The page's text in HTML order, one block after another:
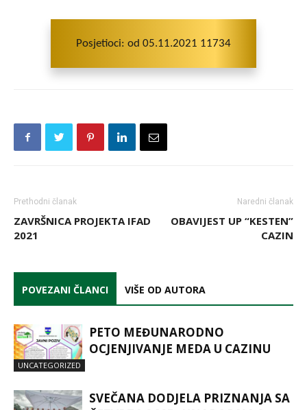
Posjetioci: od 05.11.2021 11734
Prethodni članak
ZAVRŠNICA PROJEKTA IFAD
2021
Naredni članak
OBAVIJEST UP “KESTEN”
CAZIN
POVEZANI ČLANCI VIŠE OD AUTORA
UNCATEGORIZED
PETO MEĐUNARODNO
OCJENJIVANJE MEDA U CAZINU
SVEČANA DODJELA PRIZNANJA SA